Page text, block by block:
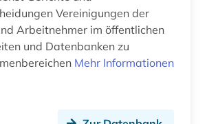
(0)
Südostasienkunde (0)
der
Arbeitnehmer im öffentlichen
Mehr Informationen